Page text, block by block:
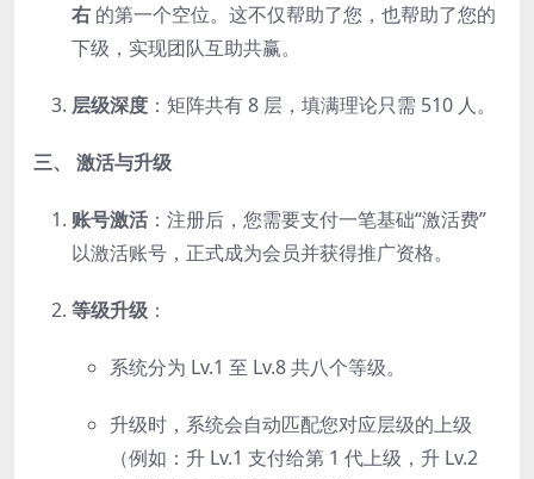
右 的第一个空位。这不仅帮助了您，也帮助了您的
下级，实现团队互助共赢。
层级深度 ：矩阵共有 8 层，填满理论只需 510 人。
三、 激活与升级
账号激活 ：注册后，您需要支付一笔基础“激活费”
以激活账号，正式成为会员并获得推广资格。
等级升级：
系统分为 Lv.1 至 Lv.8 共八个等级。
升级时，系统会自动匹配您对应层级的上级
（例如：升 Lv.1 支付给第 1 代上级，升 Lv.2